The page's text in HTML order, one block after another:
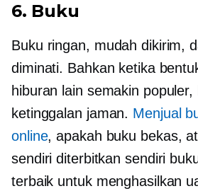
6. Buku
Buku ringan, mudah dikirim,
diminati. Bahkan ketika
hiburan lain semakin
ketinggalan jaman. Menjual
online, apakah buku bekas,
sendiriditerbitkan sendiri
terbaik untuk menghasilkan